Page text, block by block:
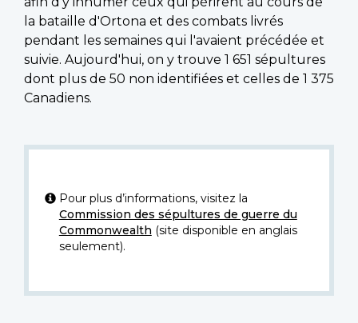
la bataille d'Ortona et des combats livrés
pendant les semaines qui l'avaient précédée et
suivie. Aujourd'hui, on y trouve 1 651 sépultures
dont plus de 50 non identifiées et celles de 1 375
Canadiens.
Pour plus d’informations, visitez la
Commission des sépultures de guerre du
Commonwealth (site disponible en anglais
seulement).